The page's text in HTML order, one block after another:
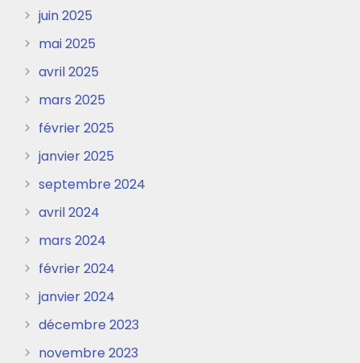
juin 2025
mai 2025
avril 2025
mars 2025
février 2025
janvier 2025
septembre 2024
avril 2024
mars 2024
février 2024
janvier 2024
décembre 2023
novembre 2023